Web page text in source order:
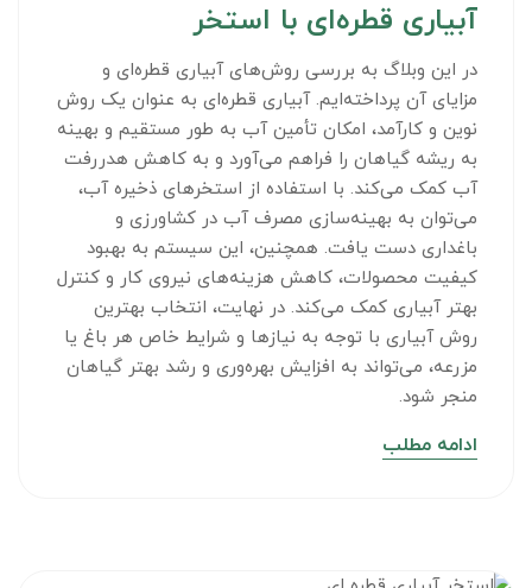
آبیاری قطره‌ای با استخر
در این وبلاگ به بررسی روش‌های آبیاری قطره‌ای و
مزایای آن پرداخته‌ایم. آبیاری قطره‌ای به عنوان یک روش
نوین و کارآمد، امکان تأمین آب به طور مستقیم و بهینه
به ریشه گیاهان را فراهم می‌آورد و به کاهش هدررفت
آب کمک می‌کند. با استفاده از استخرهای ذخیره آب،
می‌توان به بهینه‌سازی مصرف آب در کشاورزی و
باغداری دست یافت. همچنین، این سیستم به بهبود
کیفیت محصولات، کاهش هزینه‌های نیروی کار و کنترل
بهتر آبیاری کمک می‌کند. در نهایت، انتخاب بهترین
روش آبیاری با توجه به نیازها و شرایط خاص هر باغ یا
مزرعه، می‌تواند به افزایش بهره‌وری و رشد بهتر گیاهان
منجر شود.
ادامه مطلب